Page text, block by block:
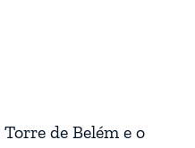
Torre de Belém e o